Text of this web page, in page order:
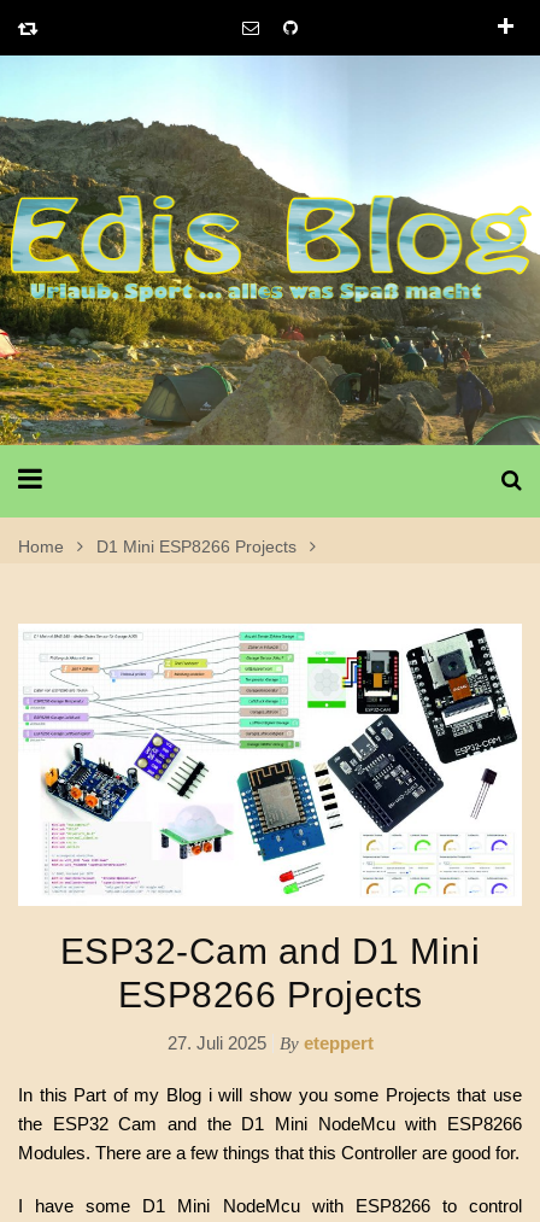
Home
D1 Mini ESP8266 Projects
ESP32-Cam and D1 Mini
ESP8266 Projects
27. Juli 2025 By eteppert
In this Part of my Blog i will show you some Projects that use
the ESP32 Cam and the D1 Mini NodeMcu with ESP8266
Modules. There are a few things that this Controller are good for.
I have some D1 Mini NodeMcu with ESP8266 to control